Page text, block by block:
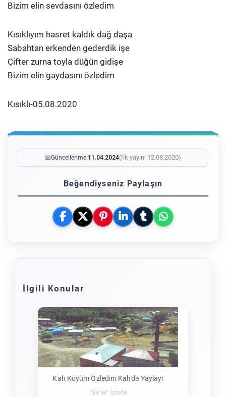
Bizim elin sevdasını özledim
Kısıklıyım hasret kaldık dağ daşa
Sabahtan erkenden gederdik işe
Çifter zurna toyla düğün gidişe
Bizim elin gaydasını özledim
Kısıklı-05.08.2020
📅Güncellenme:11.04.2024(İlk yayın: 12.08.2020)
Beğendiyseniz Paylaşın
İlgili Konular
Kah Köyüm Özledim Kahda Yaylayı
"Şiirler" içinde